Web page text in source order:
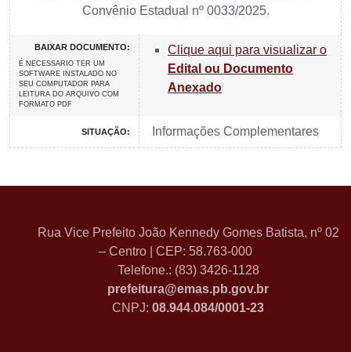
Convênio Estadual nº 0033/2025.
BAIXAR DOCUMENTO:
É NECESSARIO TER UM
SOFTWARE INSTALADO NO
SEU COMPUTADOR PARA
LEITURA DO ARQUIVO COM
FORMATO PDF
Clique aqui para visualizar o
Edital ou Documento
Anexado
SITUAÇÃO: Informações Complementares
Rua Vice Prefeito João Kennedy Gomes Batista, nº 02
– Centro | CEP: 58.763-000
Telefone.: (83) 3426-1128
prefeitura@emas.pb.gov.br
CNPJ: 08.944.084/0001-23